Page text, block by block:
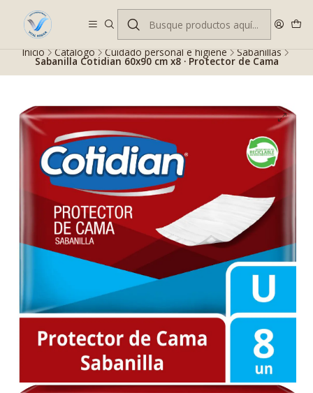
Despacho gratis en RM desde $100.000. Revisa las condiciones.
Inicio Catálogo Cuidado personal e higiene Sabanillas
Sabanilla Cotidian 60x90 cm x8 · Protector de Cama